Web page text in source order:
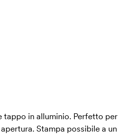
tappo in alluminio. Perfetto per
Stampa possibile a un